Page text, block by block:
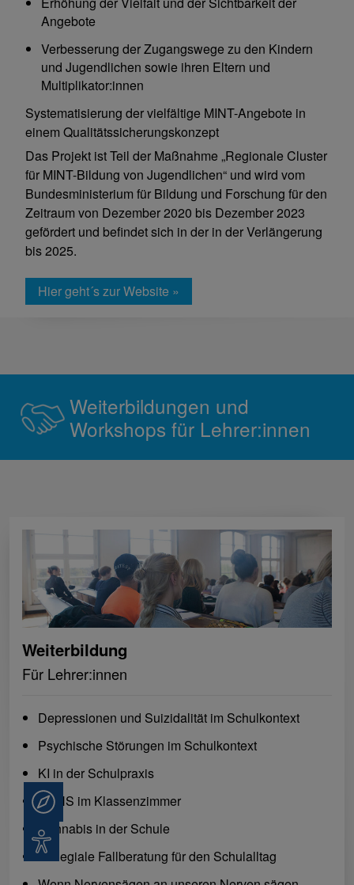
Angebote
Verbesserung der Zugangswege zu den Kindern
und Jugendlichen sowie ihren Eltern und
Multiplikator:innen
Systematisierung der vielfältige MINT-Angebote in
einem Qualitätssicherungskonzept
Das Projekt ist Teil der Maßnahme „Regionale Cluster
für MINT-Bildung von Jugendlichen“ und wird vom
Bundesministerium für Bildung und Forschung für den
Zeitraum von Dezember 2020 bis Dezember 2023
gefördert und befindet sich in der in der Verlängerung
bis 2025.
Hier geht´s zur Website »
Weiterbildungen und
Workshops für Lehrer:innen
Weiterbildung
Für Lehrer:innen
Depressionen und Suizidalität im Schulkontext
Psychische Störungen im Schulkontext
KI in der Schulpraxis
ADHS im Klassenzimmer
Cannabis in der Schule
Kollegiale Fallberatung für den Schulalltag
Beratung